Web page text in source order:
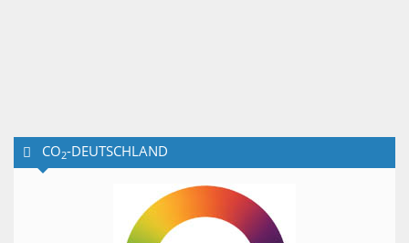
CO2-DEUTSCHLAND